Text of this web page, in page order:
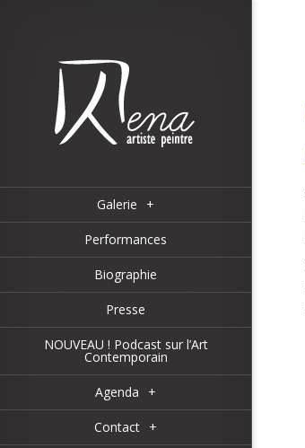
Galerie +
Performances
Biographie
Presse
NOUVEAU ! Podcast sur l’Art
Contemporain
Agenda +
Contact +